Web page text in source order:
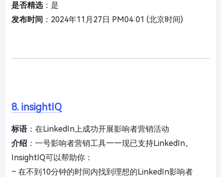
是否精选：是
发布时间 ：2024年11月27日 PM04:01 (北京时间)
8. insightIQ
标语：在LinkedIn上成功开展影响者营销活动
介绍 ：一号影响者营销工具——现已支持LinkedIn。
InsightIQ可以帮助你：
– 在不到10分钟的时间内找到理想的LinkedIn影响者